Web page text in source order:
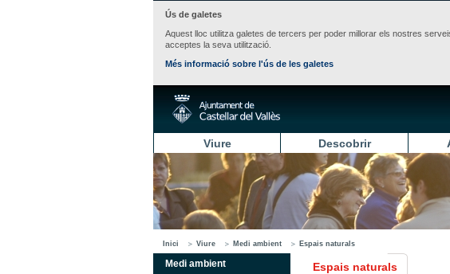
Ús de galetes
Aquest lloc utilitza galetes de tercers per poder millorar els nostres
acceptes la seva utilització.
Més informació sobre l'ús de les galetes
Viure Descobrir
Inici Viure Medi ambient Espais naturals
Medi ambient Espais naturals